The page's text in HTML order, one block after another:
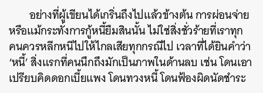
อย่างที่ผู้เขียนได้เกริ่นถึงไปแล้วข้างต้น การผ่อนจ่าย
หรือแม้กระทั่งการกู้หนี้ยืมสินนั้น ไม่ใช่สิ่งชั่วร้ายที่เราทุก
คนควรหลีกหนีไปให้ไกลเสียทุกกรณีไป เวลาที่ได้ยินคำว่า
‘หนี้’ สิ่งแรกที่คนนึกถึงมักเป็นภาพในด้านลบ เช่น โดนเอา
เปรียบคิดดอกเบี้ยแพง โดนทวงหนี้ โดนฟ้องผิดนัดชำระ